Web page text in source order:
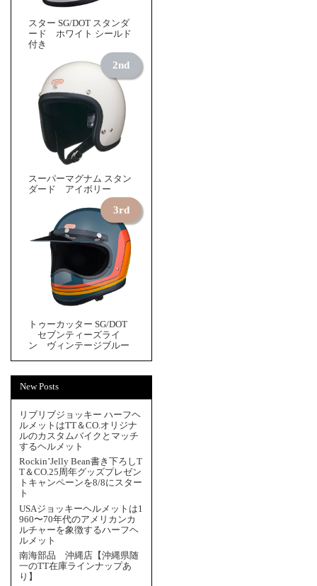
スター SG/DOT スタンダ
ード ホワイト シールド
付き
スーパーマグナム スタン
ダード アイボリー
トゥーカッター SG/DOT
セブンティーズライ
ン ヴィンテージブルー
New Posts
リブリブジョッキー ハーフヘ
ルメットはTT＆CO.オリジナ
ルのカスタムバイクとマッチ
するヘルメット
Rockin’Jelly Bean書き下ろしT
T＆CO.25周年グッズプレゼン
トキャンペーンを8/8にスター
ト
USAジョッキーヘルメットは1
960〜70年代のアメリカンカ
ルチャーを象徴するハーフヘ
ルメット
南海部品 沖縄店【沖縄県随
一のTT在庫ラインナップあ
り】